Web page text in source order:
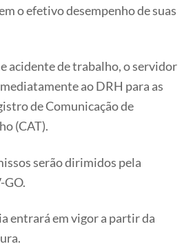
o efetivo desempenho de suas
acidente de trabalho, o servidor
ao DRH para as
de Comunicação de
(CAT).
serão dirimidos pela
entrará em vigor a partir da